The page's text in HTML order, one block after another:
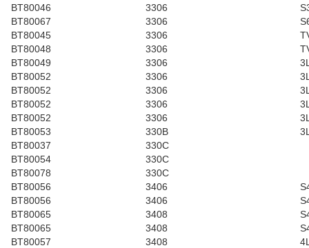
BT80046
3306
BT80067
3306
BT80045
3306
BT80048
3306
BT80049
3306
BT80052
3306
BT80052
3306
BT80052
3306
BT80052
3306
BT80053
330B
BT80037
330C
BT80054
330C
BT80078
330C
BT80056
3406
BT80056
3406
BT80065
3408
BT80065
3408
BT80057
3408